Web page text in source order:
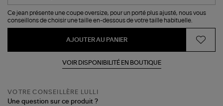
Ce jean présente une coupe oversize, pour un porté plus ajusté, nous vous
conseillons de choisir une taille en-dessous de votre taille habituelle.
AJOUTER AU PANIER
VOIR DISPONIBILITÉ EN BOUTIQUE
VOTRE CONSEILLÈRE LULLI
Une question sur ce produit ?